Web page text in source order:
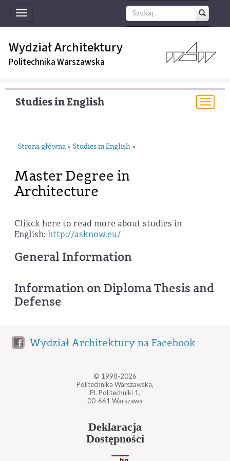
Toggle
navigation
Wydział Architektury
Politechnika Warszawska
Studies in English
Strona główna » Studies in English »
Master Degree in
Architecture
Clikck here to read more about studies in
English: http://asknow.eu/
General Information
Information on Diploma Thesis and
Defense
Wydział Architektury na Facebook
© 1998-2026
Politechnika Warszawska,
Pl. Politechniki 1,
00-661 Warszawa
Deklaracja
Dostępności